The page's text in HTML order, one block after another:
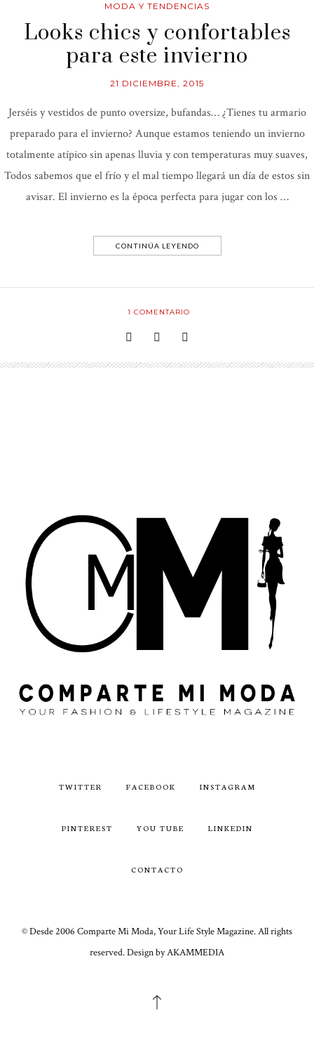
MODA Y TENDENCIAS
Looks chics y confortables
para este invierno
21 DICIEMBRE, 2015
Jerséis y vestidos de punto oversize, bufandas… ¿Tienes tu armario
preparado para el invierno? Aunque estamos teniendo un invierno
totalmente atípico sin apenas lluvia y con temperaturas muy suaves,
Todos sabemos que el frío y el mal tiempo llegará un día de estos sin
avisar. El invierno es la época perfecta para jugar con los …
CONTINÚA LEYENDO
1 COMENTARIO
TWITTER FACEBOOK INSTAGRAM
PINTEREST YOU TUBE LINKEDIN
CONTACTO
© Desde 2006 Comparte Mi Moda, Your Life Style Magazine. All rights
reserved. Design by AKAMMEDIA